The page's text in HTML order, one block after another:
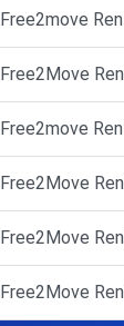
Free2move
Free2Move
Free2move
Free2Move
Free2Move
Free2Move